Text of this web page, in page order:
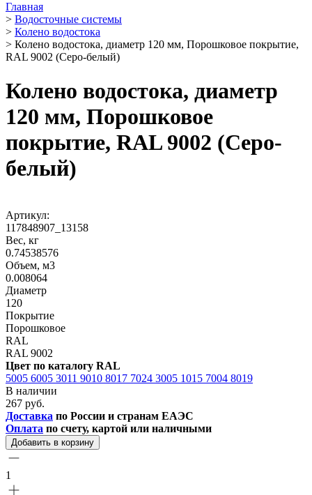
Главная
> Водосточные системы
> Колено водостока
> Колено водостока, диаметр 120 мм, Порошковое покрытие,
RAL 9002 (Серо-белый)
Колено водостока, диаметр
120 мм, Порошковое
покрытие, RAL 9002 (Серо-
белый)
Артикул:
117848907_13158
Вес, кг
0.74538576
Объем, м3
0.008064
Диаметр
120
Покрытие
Порошковое
RAL
RAL 9002
Цвет по каталогу RAL
5005 6005 3011 9010 8017 7024 3005 1015 7004 8019
В наличии
267 руб.
Доставка по России и странам ЕАЭС
Оплата по счету, картой или наличными
Добавить в корзину
1